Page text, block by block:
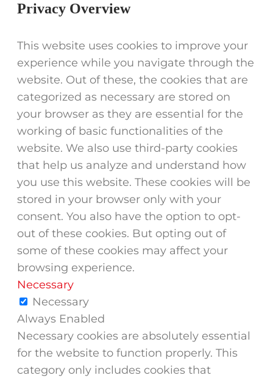
Privacy Overview
This website uses cookies to improve your
experience while you navigate through the
website. Out of these, the cookies that are
categorized as necessary are stored on
your browser as they are essential for the
working of basic functionalities of the
website. We also use third-party cookies
that help us analyze and understand how
you use this website. These cookies will be
stored in your browser only with your
consent. You also have the option to opt-
out of these cookies. But opting out of
some of these cookies may affect your
browsing experience.
Necessary
Necessary
Always Enabled
Necessary cookies are absolutely essential
for the website to function properly. This
category only includes cookies that